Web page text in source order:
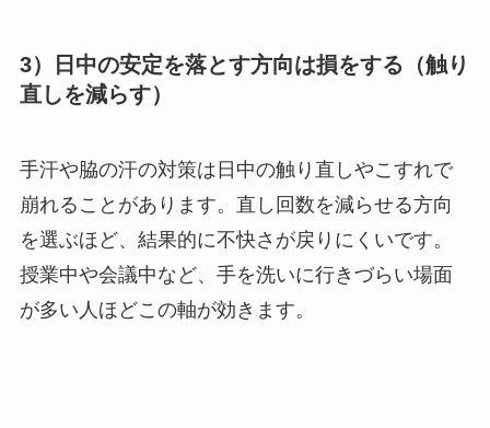
3）日中の安定を落とす方向は損をする（触り
直しを減らす）
手汗や脇の汗の対策は日中の触り直しやこすれで
崩れることがあります。直し回数を減らせる方向
を選ぶほど、結果的に不快さが戻りにくいです。
授業中や会議中など、手を洗いに行きづらい場面
が多い人ほどこの軸が効きます。